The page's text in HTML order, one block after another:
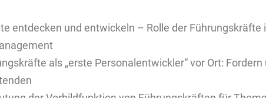
entdecken und entwickeln – Rolle der Führungskräfte
als „erste Personalentwickler“ vor Ort: